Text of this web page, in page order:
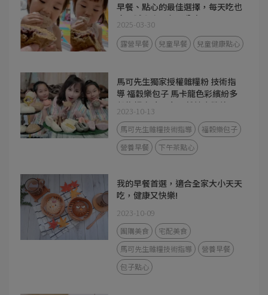
早餐、點心的最佳選擇，每天吃也
吃不膩😋宅配包子分享
2025-03-30
露營早餐 兒童早餐 兒童健康點心
馬可先生獨家授權雜糧粉 技術指
導 福穀樂包子 馬卡龍色彩繽紛多
穀物麵皮 小朋友天然健康營養零
食 下午茶 早餐 首選
2023-10-13
馬可先生雜糧技術指導
福穀樂包子
營養早餐
下午茶點心
我的早餐首選，適合全家大小天天
吃，健康又快樂!
2023-10-09
團購美食
宅配美食
馬可先生雜糧技術指導
營養早餐
包子點心